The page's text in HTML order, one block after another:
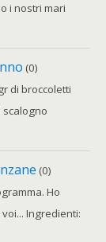
i nostri mari
(0)
di broccoletti
(0)
Ho
Ingredienti: